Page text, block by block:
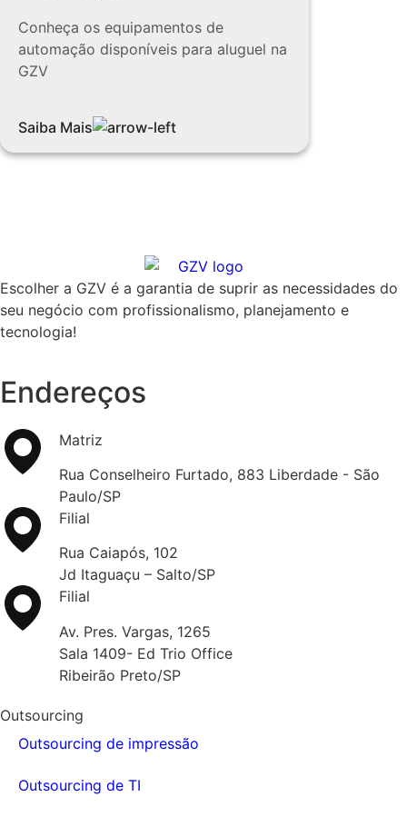
Conheça os equipamentos de
automação disponíveis para aluguel na
GZV
Saiba Mais
Escolher a GZV é a garantia de suprir as necessidades do
seu negócio com profissionalismo, planejamento e
tecnologia!
Endereços
Matriz
Rua Conselheiro Furtado, 883 Liberdade - São
Paulo/SP
Filial
Rua Caiapós, 102
Jd Itaguaçu – Salto/SP
Filial
Av. Pres. Vargas, 1265
Sala 1409- Ed Trio Office
Ribeirão Preto/SP
Outsourcing
Outsourcing de impressão
Outsourcing de TI